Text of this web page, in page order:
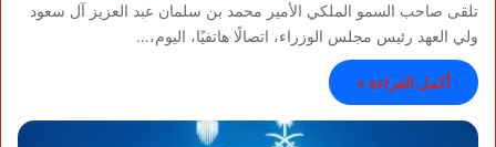
تلقى صاحب السمو الملكي الأمير محمد بن سلمان عبد العزيز آل سعود
ولي العهد رئيس مجلس الوزراء، اتصالًا هاتفيًا، اليوم،…
أكمل القراءة »